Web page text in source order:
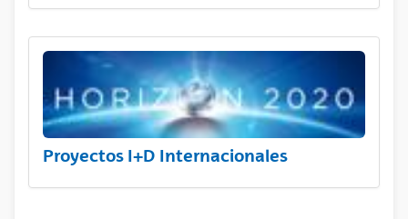
Proyectos I+D Internacionales